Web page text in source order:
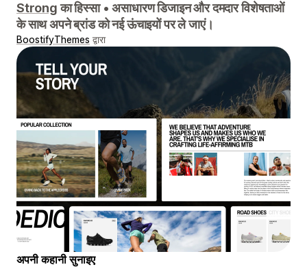
Strongका हिस्सा • असाधारण डिजाइन और दमदार विशेषताओं
के साथ अपने ब्रांड को नई ऊंचाइयों पर ले जाएं।
BoostifyThemes द्वारा
अपनी कहानी सुनाइए